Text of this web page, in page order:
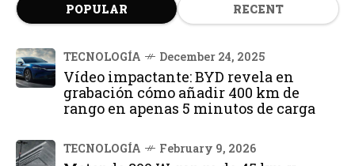
POPULAR RECENT
TECNOLOGÍA December 24, 2025
Vídeo impactante: BYD revela en
grabación cómo añadir 400 km de
rango en apenas 5 minutos de carga
TECNOLOGÍA February 9, 2026